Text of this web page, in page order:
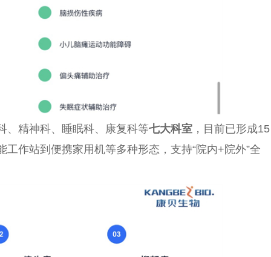
、精神科、睡眠科、康复科等七大科室 ，目前已形成15
作站到便携家用机等多种形态，支持“院内+院外”全